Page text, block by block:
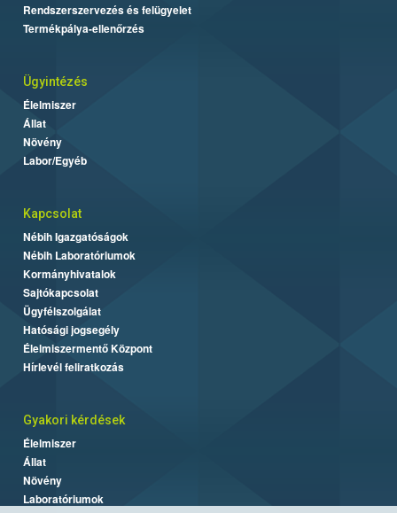
Rendszerszervezés és felügyelet
Termékpálya-ellenőrzés
Ügyintézés
Élelmiszer
Állat
Növény
Labor/Egyéb
Kapcsolat
Nébih Igazgatóságok
Nébih Laboratóriumok
Kormányhivatalok
Sajtókapcsolat
Ügyfélszolgálat
Hatósági jogsegély
Élelmiszermentő Központ
Hírlevél feliratkozás
Gyakori kérdések
Élelmiszer
Állat
Növény
Laboratóriumok